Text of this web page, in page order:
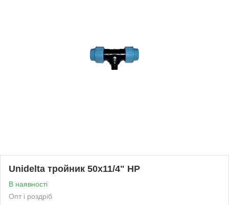
Unidelta тройник 50х11/4" НР
В наявності
Опт і роздріб